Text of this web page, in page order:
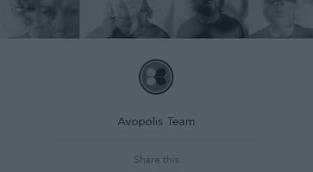
Avopolis Team
Share this